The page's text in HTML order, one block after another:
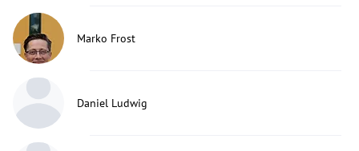
Marko Frost
Daniel Ludwig